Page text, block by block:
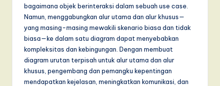
Lbagaimana objek berinteraksi dalam sebuah use case.
Namun, menggabungkan alur utama dan alur khusus—
yang masing-masing mewakili skenario biasa dan tidak
biasa—ke dalam satu diagram dapat menyebabkan
kompleksitas dan kebingungan. Dengan membuat
diagram urutan terpisah untuk alur utama dan alur
khusus, pengembang dan pemangku kepentingan
mendapatkan kejelasan, meningkatkan komunikasi, dan